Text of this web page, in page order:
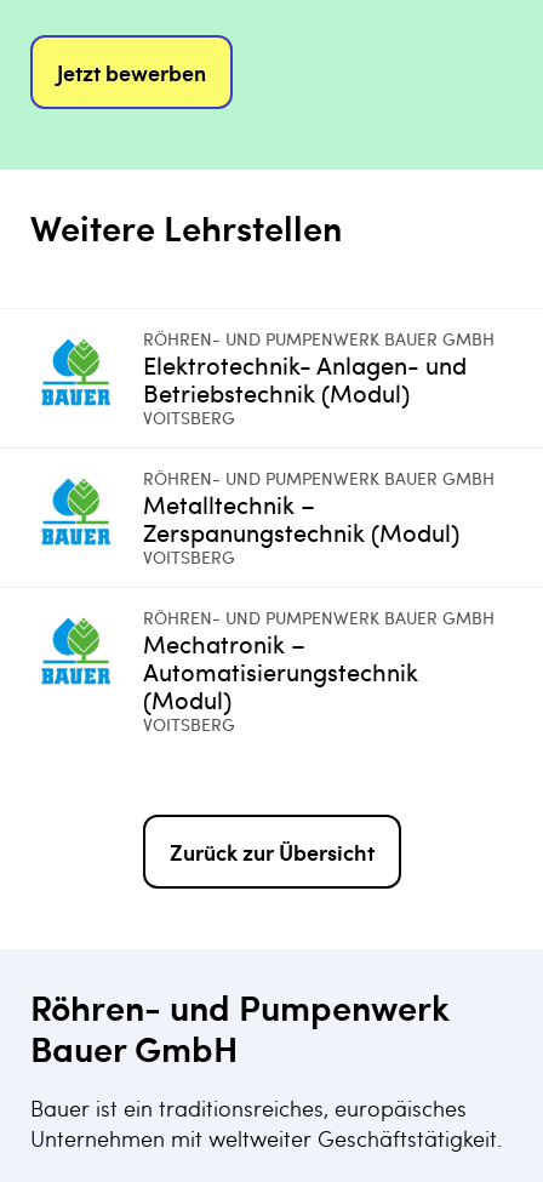
Jetzt bewerben
Weitere Lehrstellen
RÖHREN- UND PUMPENWERK BAUER GMBH
Elektrotechnik- Anlagen- und
Betriebstechnik (Modul)
VOITSBERG
RÖHREN- UND PUMPENWERK BAUER GMBH
Metalltechnik –
Zerspanungstechnik (Modul)
VOITSBERG
RÖHREN- UND PUMPENWERK BAUER GMBH
Mechatronik –
Automatisierungstechnik
(Modul)
VOITSBERG
Zurück zur Übersicht
Röhren- und Pumpenwerk
Bauer GmbH
Bauer ist ein traditionsreiches, europäisches
Unternehmen mit weltweiter Geschäftstätigkeit.